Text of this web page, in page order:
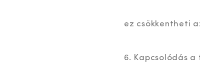
ez csökkentheti
6. Kapcsolódás